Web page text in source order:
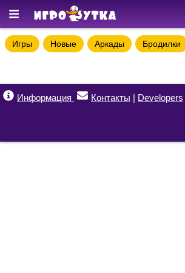
Игры Новые Аркады Бродилки
Информация Контакты | Developers